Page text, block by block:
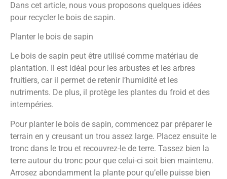
Dans cet article, nous vous proposons quelques idées
pour recycler le bois de sapin.
Planter le bois de sapin
Le bois de sapin peut être utilisé comme matériau de
plantation. Il est idéal pour les arbustes et les arbres
fruitiers, car il permet de retenir l’humidité et les
nutriments. De plus, il protège les plantes du froid et des
intempéries.
Pour planter le bois de sapin, commencez par préparer le
terrain en y creusant un trou assez large. Placez ensuite le
tronc dans le trou et recouvrez-le de terre. Tassez bien la
terre autour du tronc pour que celui-ci soit bien maintenu.
Arrosez abondamment la plante pour qu’elle puisse bien